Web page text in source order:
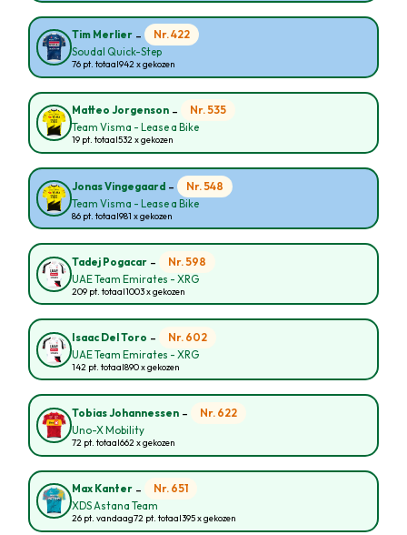
Tim Merlier - Nr. 422
Soudal Quick-Step
76 pt. totaal942 x gekozen
Matteo Jorgenson - Nr. 535
Team Visma - Lease a Bike
19 pt. totaal532 x gekozen
Jonas Vingegaard - Nr. 548
Team Visma - Lease a Bike
86 pt. totaal981 x gekozen
Tadej Pogacar - Nr. 598
UAE Team Emirates - XRG
209 pt. totaal1003 x gekozen
Isaac Del Toro - Nr. 602
UAE Team Emirates - XRG
142 pt. totaal890 x gekozen
Tobias Johannessen - Nr. 622
Uno-X Mobility
72 pt. totaal662 x gekozen
Max Kanter - Nr. 651
XDS Astana Team
26 pt. vandaag72 pt. totaal395 x gekozen